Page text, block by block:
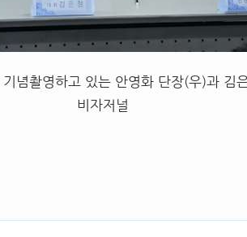
념촬영하고 있는 안영화 단장(우)과 김
비자저널